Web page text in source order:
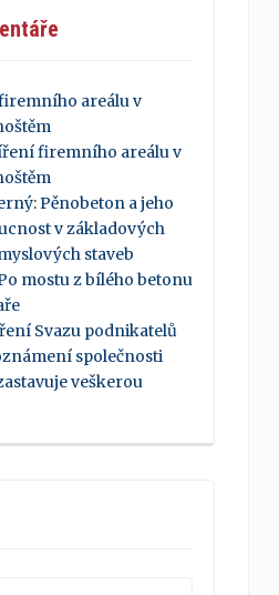
areálu v
firemního areálu v
:Pěnobeton a jeho
v základových
staveb
mostu z bílého betonu
Svazu podnikatelů
společnosti
veškerou